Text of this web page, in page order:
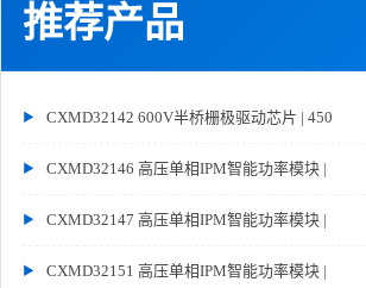
推荐产品
CXMD32142 600V半桥栅极驱动芯片 | 450
CXMD32146 高压单相IPM智能功率模块 |
CXMD32147 高压单相IPM智能功率模块 |
CXMD32151 高压单相IPM智能功率模块 |